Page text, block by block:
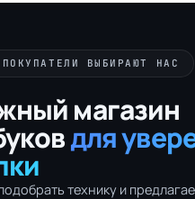
ВЫБИРАЮТ НАС
магазин
для
технику и